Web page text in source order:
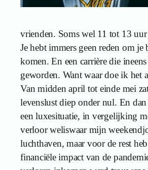
vrienden. Soms wel 11 tot 13 uur
Je hebt immers geen reden om je
komen. En een carrière die
geworden. Want waar doe ik het
Van midden april tot einde mei
levenslust diep onder nul. En
een luxesituatie, in vergelijking
verloor weliswaar mijn
luchthaven, maar voor de rest
financiële impact van de